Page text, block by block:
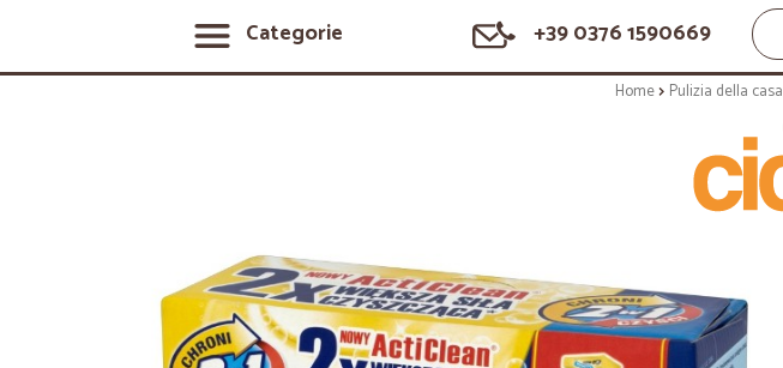
Categorie +39 0376 1590669
Home Pulizia della casa